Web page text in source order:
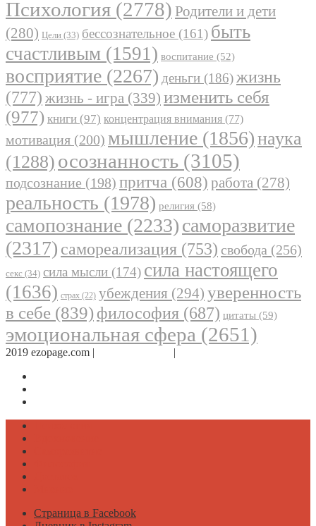
Психология (2778) Родители и дети
(280) Цели (33) бессознательное (161) быть
счастливым (1591) воспитание (52)
восприятие (2267) деньги (186)жизнь
(777) жизнь - игра (339) изменить себя
(977) книги (97) концентрация внимания (77)
мотивация (200) мышление (1856)наука
(1288) осознанность (3105)
подсознание (198) притча (608) работа (278)
реальность (1978) религия (58)
самопознание (2233)саморазвитие
(2317) самореализация (753) свобода (256)
секс (34) сила мысли (174) сила настоящего
(1636) страх (22) убеждения (294) уверенность
в себе (839) философия (687) цитаты (59)
эмоциональная сфера (2651)
2019 ezopage.com | |
Страница в Facebook